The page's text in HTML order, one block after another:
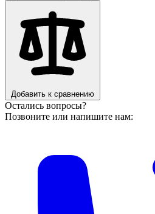
Добавить к сравнению
Остались вопросы?
Позвоните или напишите нам: